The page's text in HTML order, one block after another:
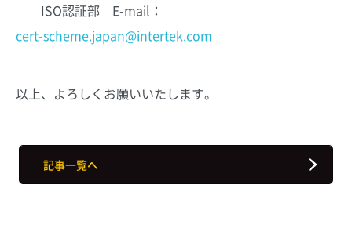
ISO認証部 E-mail：
cert-scheme.japan@intertek.com
以上、よろしくお願いいたします。
記事一覧へ